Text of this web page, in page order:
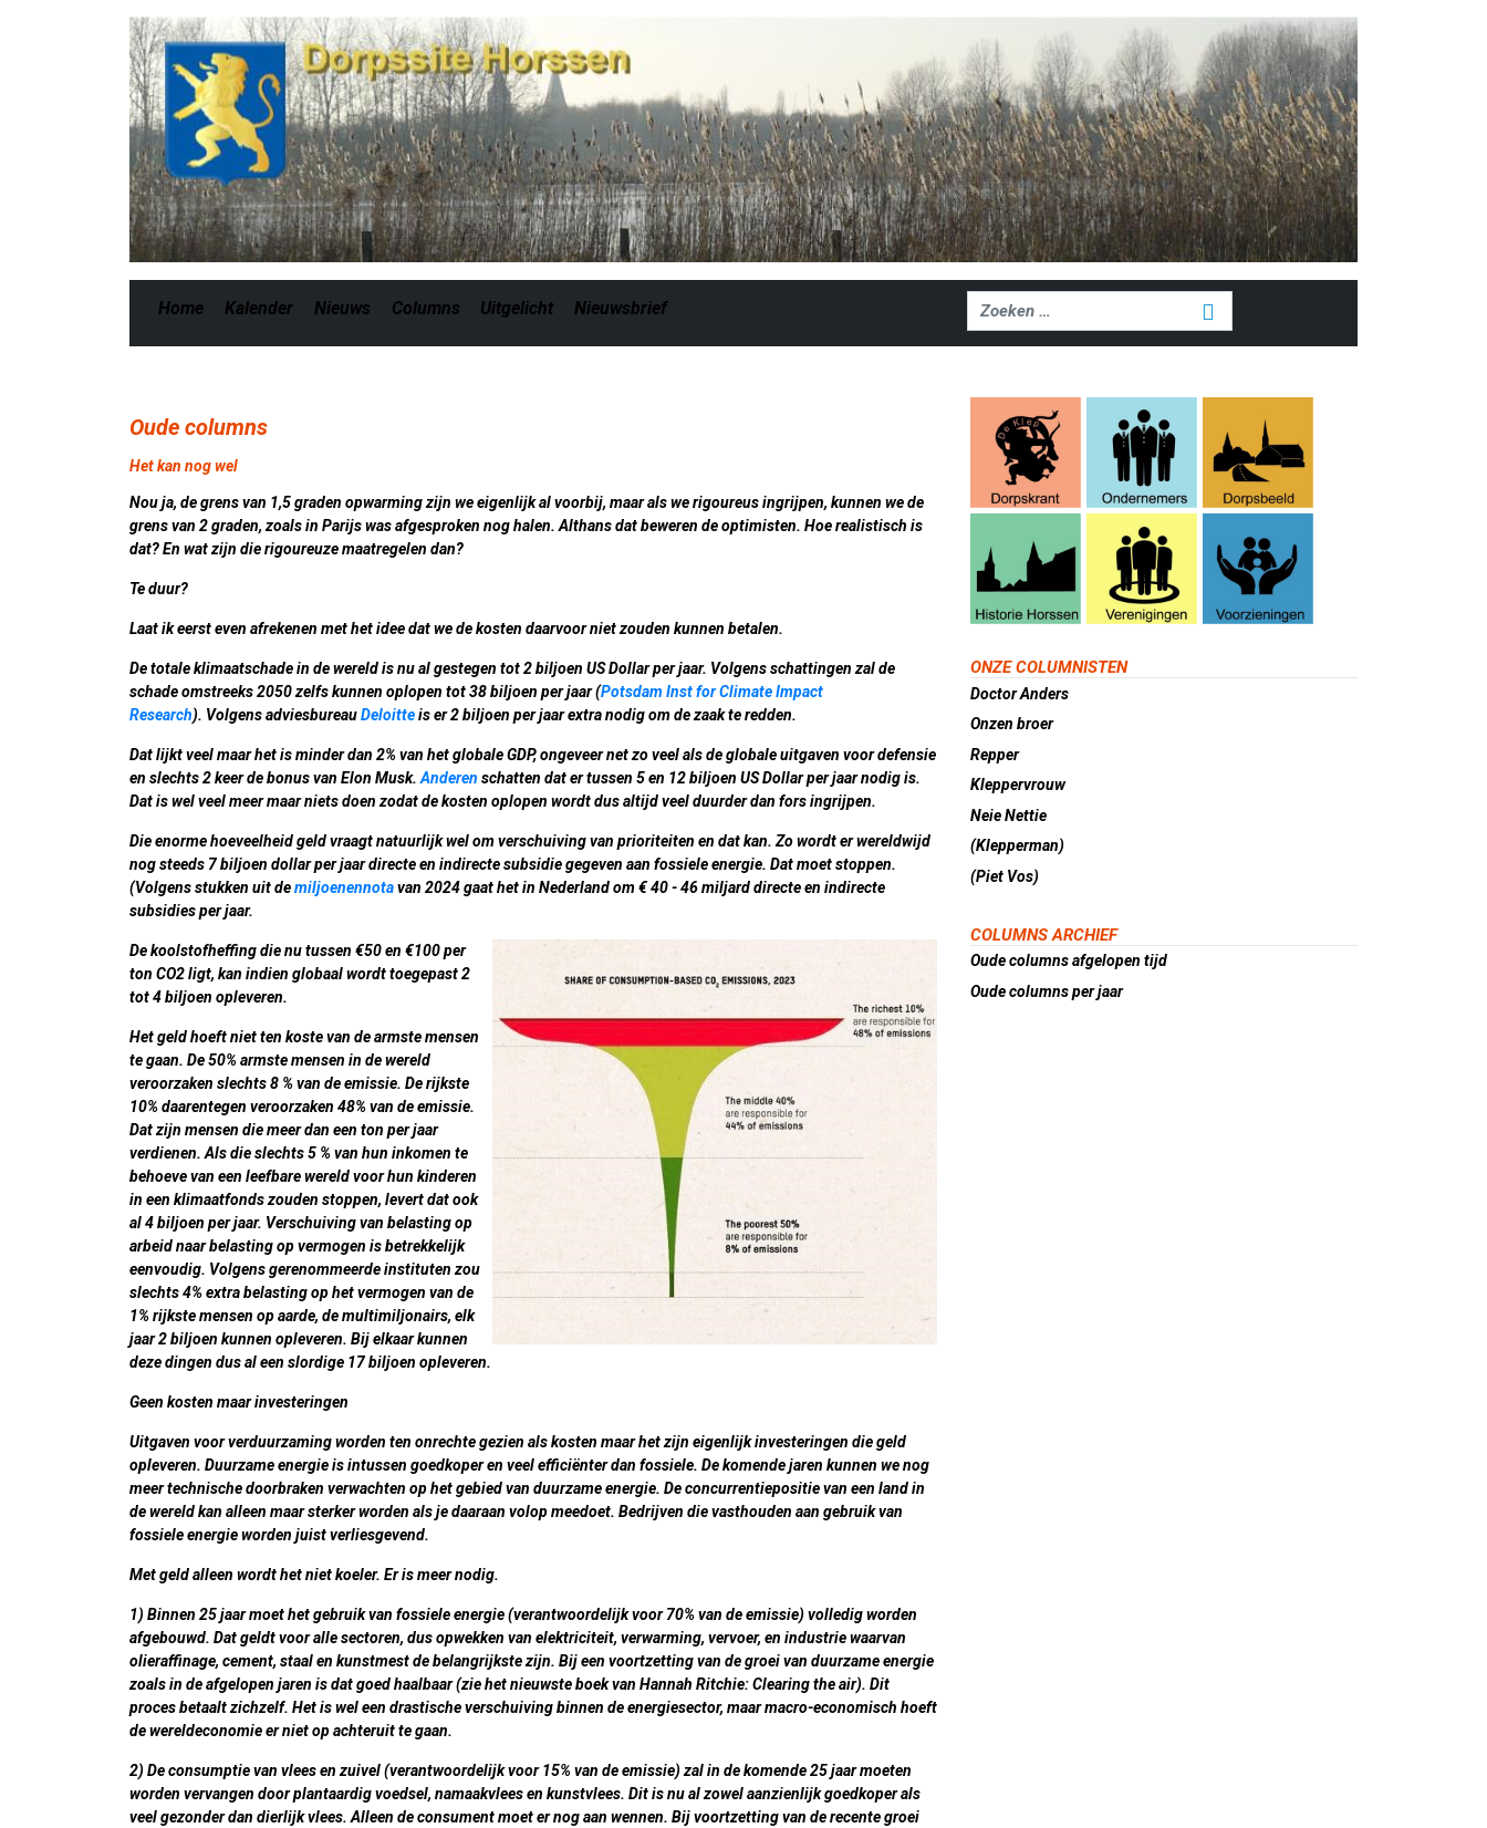
Home Kalender Nieuws Columns Uitgelicht Nieuwsbrief
Zoeken
Oude columns
Het kan nog wel
Nou ja, de grens van 1,5 graden opwarming zijn we eigenlijk al voorbij, maar als we rigoureus ingrijpen, kunnen we de
grens van 2 graden, zoals in Parijs was afgesproken nog halen. Althans dat beweren de optimisten. Hoe realistisch is
dat? En wat zijn die rigoureuze maatregelen dan?
Te duur?
Laat ik eerst even afrekenen met het idee dat we de kosten daarvoor niet zouden kunnen betalen.
De totale klimaatschade in de wereld is nu al gestegen tot 2 biljoen US Dollar per jaar. Volgens schattingen zal de
schade omstreeks 2050 zelfs kunnen oplopen tot 38 biljoen per jaar (Potsdam Inst for Climate Impact
Research). Volgens adviesbureauDeloitteis er 2 biljoen per jaar extra nodig om de zaak te redden.
Dat lijkt veel maar het is minder dan 2% van het globale GDP, ongeveer net zo veel als de globale uitgaven voor defensie
en slechts 2 keer de bonus van Elon Musk. Anderen schatten dat er tussen 5 en 12 biljoen US Dollar per jaar nodig is.
Dat is wel veel meer maar niets doen zodat de kosten oplopen wordt dus altijd veel duurder dan fors ingrijpen.
Die enorme hoeveelheid geld vraagt natuurlijk wel om verschuiving van prioriteiten en dat kan. Zo wordt er wereldwijd
nog steeds 7 biljoen dollar per jaar directe en indirecte subsidie gegeven aan fossiele energie. Dat moet stoppen.
(Volgens stukken uit demiljoenennotavan 2024 gaat het in Nederland om € 40 - 46 miljard directe en indirecte
subsidies per jaar.
De koolstofheffing die nu tussen €50 en €100 per
ton CO2 ligt, kan indien globaal wordt toegepast 2
tot 4 biljoen opleveren.
Het geld hoeft niet ten koste van de armste mensen
te gaan. De 50% armste mensen in de wereld
veroorzaken slechts 8 % van de emissie. De rijkste
10% daarentegen veroorzaken 48% van de emissie.
Dat zijn mensen die meer dan een ton per jaar
verdienen. Als die slechts 5 % van hun inkomen te
behoeve van een leefbare wereld voor hun kinderen
in een klimaatfonds zouden stoppen, levert dat ook
al 4 biljoen per jaar. Verschuiving van belasting op
arbeid naar belasting op vermogen is betrekkelijk
eenvoudig. Volgens gerenommeerde instituten zou
slechts 4% extra belasting op het vermogen van de
1% rijkste mensen op aarde, de multimiljonairs, elk
jaar 2 biljoen kunnen opleveren. Bij elkaar kunnen
deze dingen dus al een slordige 17 biljoen opleveren.
Geen kosten maar investeringen
Uitgaven voor verduurzaming worden ten onrechte gezien als kosten maar het zijn eigenlijk investeringen die geld
opleveren. Duurzame energie is intussen goedkoper en veel efficiënter dan fossiele. De komende jaren kunnen we nog
meer technische doorbraken verwachten op het gebied van duurzame energie. De concurrentiepositie van een land in
de wereld kan alleen maar sterker worden als je daaraan volop meedoet. Bedrijven die vasthouden aan gebruik van
fossiele energie worden juist verliesgevend.
Met geld alleen wordt het niet koeler. Er is meer nodig.
1) Binnen 25 jaar moet het gebruik van fossiele energie (verantwoordelijk voor 70% van de emissie) volledig worden
afgebouwd. Dat geldt voor alle sectoren, dus opwekken van elektriciteit, verwarming, vervoer, en industrie waarvan
olieraffinage, cement, staal en kunstmest de belangrijkste zijn. Bij een voortzetting van de groei van duurzame energie
zoals in de afgelopen jaren is dat goed haalbaar (zie het nieuwste boek van Hannah Ritchie:Clearing the air). Dit
proces betaalt zichzelf. Het is wel een drastische verschuiving binnen de energiesector, maar macro-economisch hoeft
de wereldeconomie er niet op achteruit te gaan.
2) De consumptie van vlees en zuivel (verantwoordelijk voor 15% van de emissie) zal in de komende 25 jaar moeten
worden vervangen door plantaardig voedsel, namaakvlees en kunstvlees. Dit is nu al zowel aanzienlijk goedkoper als
veel gezonder dan dierlijk vlees. Alleen de consument moet er nog aan wennen. Bij voortzetting van de recente groei
ONZE COLUMNISTEN
Doctor Anders
Onzen broer
Repper
Kleppervrouw
Neie Nettie
(Klepperman)
(Piet Vos)
COLUMNS ARCHIEF
Oude columns afgelopen tijd
Oude columns per jaar